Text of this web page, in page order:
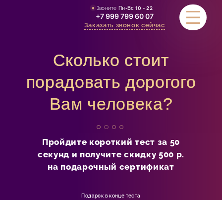
Звоните Пн-Вс 10 - 22
+7 999 799 60 07
Заказать звонок сейчас
УСЛУГИ
АКЦИИ
СЕРТИФИКАТЫ
ОТЗЫВЫ
Сколько стоит
порадовать дорогого
Вам человека?
Пройдите короткий тест за 50
секунд и получите скидку 500 р.
на подарочный сертификат
Подарок в конце теста